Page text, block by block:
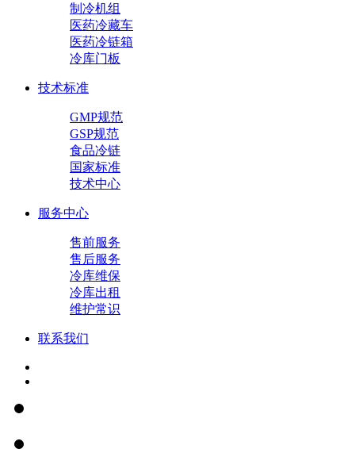
制冷机组
医药冷藏车
医药冷链箱
冷库门板
技术标准
GMP规范
GSP规范
食品冷链
国家标准
技术中心
服务中心
售前服务
售后服务
冷库维保
冷库出租
维护常识
联系我们